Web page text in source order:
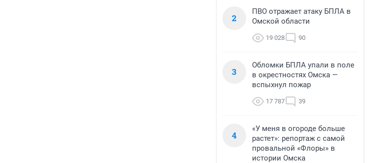
2
ПВО отражает атаку БПЛА в
Омской области
19 028 90
3
Обломки БПЛА упали в поле
в окрестностях Омска —
вспыхнул пожар
17 787 39
4
«У меня в огороде больше
растет»: репортаж с самой
провальной «Флоры» в
истории Омска